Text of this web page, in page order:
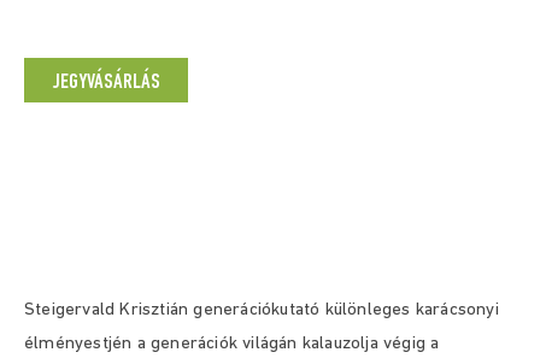
JEGYVÁSÁRLÁS
Steigervald Krisztián generációkutató különleges karácsonyi
élményestjén a generációk világán kalauzolja végig a